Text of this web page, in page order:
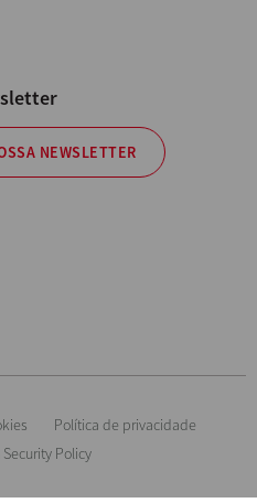
NEWSLETTER
Política de privacidade
Policy